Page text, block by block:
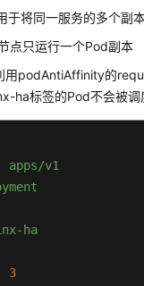
于将同一服务的多个副
点只运行一个Pod副本
用podAntiAffinity的
ha标签的Pod不会被调
apps/v1
ha
3